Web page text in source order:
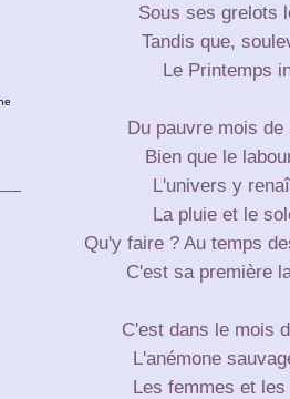
Sous ses grelots
Tandis que,
Le Printemps
Du pauvre mois
Bien que le
L'univers y
La pluie et le
Qu'y faire ? Au temps
C'est sa première
C'est dans le mois
L'anémone
Les femmes et